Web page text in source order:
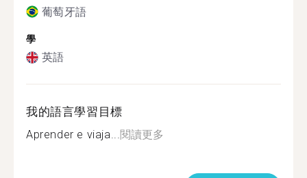
葡萄牙語
學
英語
我的語言學習目標
Aprender e viaja...閱讀更多